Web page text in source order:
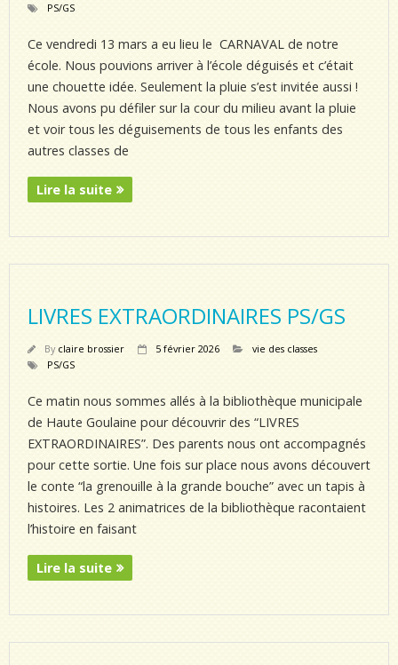
PS/GS
Ce vendredi 13 mars a eu lieu le CARNAVAL de notre
école. Nous pouvions arriver à l’école déguisés et c’était
une chouette idée. Seulement la pluie s’est invitée aussi !
Nous avons pu défiler sur la cour du milieu avant la pluie
et voir tous les déguisements de tous les enfants des
autres classes de
Lire la suite
LIVRES EXTRAORDINAIRES PS/GS
By claire brossier 5 février 2026
vie des classes
PS/GS
Ce matin nous sommes allés à la bibliothèque municipale
de Haute Goulaine pour découvrir des “LIVRES
EXTRAORDINAIRES”. Des parents nous ont accompagnés
pour cette sortie. Une fois sur place nous avons découvert
le conte “la grenouille à la grande bouche” avec un tapis à
histoires. Les 2 animatrices de la bibliothèque racontaient
l’histoire en faisant
Lire la suite